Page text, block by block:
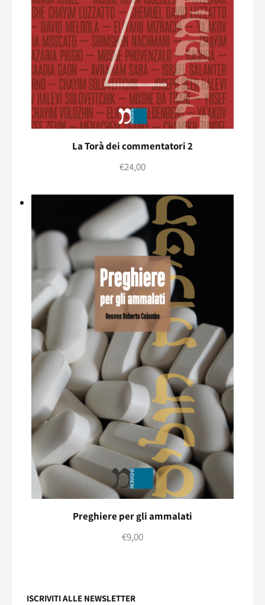
La Torà dei commentatori 2
€24,00
Preghiere per gli ammalati
€9,00
ISCRIVITI ALLE NEWSLETTER